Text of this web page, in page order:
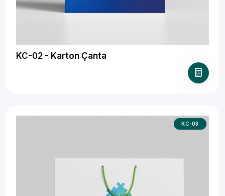
KC-02 - Karton Çanta
KC-03